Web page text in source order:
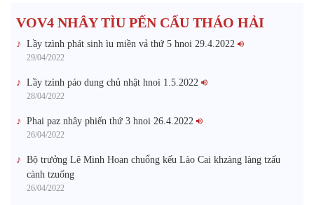
VOV4 NHÂY TÌU PẾN CẤU THÁO HẢI
Lầy tzình phát sinh ìu miền vả thứ 5 hnoi 29.4.2022
29/04/2022
Lầy tzình páo dung chủ nhật hnoi 1.5.2022
28/04/2022
Phai paz nhây phiến thứ 3 hnoi 26.4.2022
26/04/2022
Bộ trưởng Lê Minh Hoan chuổng kếu Lào Cai khzàng làng tzấu
cành tzuống​
26/04/2022